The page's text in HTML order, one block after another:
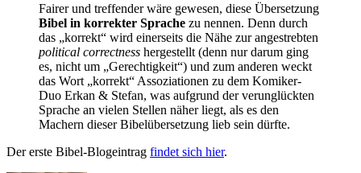
Fairer und treffender wäre gewesen, diese Übersetzung
Bibel in korrekter Sprache zu nennen. Denn durch
das „korrekt“ wird einerseits die Nähe zur angestrebten
political correctness hergestellt (denn nur darum ging
es, nicht um „Gerechtigkeit“) und zum anderen weckt
das Wort „korrekt“ Assoziationen zu dem Komiker-
Duo Erkan & Stefan, was aufgrund der verunglückten
Sprache an vielen Stellen näher liegt, als es den
Machern dieser Bibelübersetzung lieb sein dürfte.
Der erste Bibel-Blogeintrag findet sich hier.